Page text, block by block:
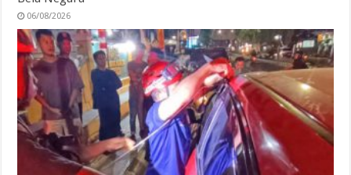
06/08/2026